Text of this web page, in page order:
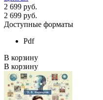
2 699 руб.
2 699 руб.
Доступные форматы
Pdf
В корзину
В корзину